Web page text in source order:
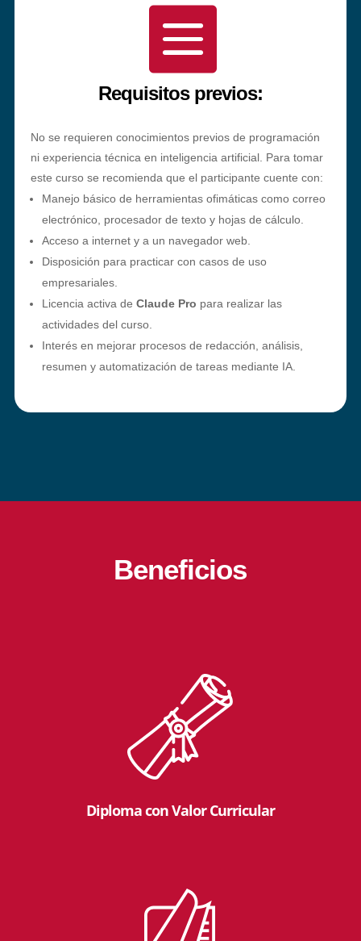

Requisitos previos:
No se requieren conocimientos previos de programación
ni experiencia técnica en inteligencia artificial. Para tomar
este curso se recomienda que el participante cuente con:
Manejo básico de herramientas ofimáticas como correo
electrónico, procesador de texto y hojas de cálculo.
Acceso a internet y a un navegador web.
Disposición para practicar con casos de uso
empresariales.
Licencia activa de Claude Pro para realizar las
actividades del curso.
Interés en mejorar procesos de redacción, análisis,
resumen y automatización de tareas mediante IA.
Beneficios
Diploma con Valor Curricular